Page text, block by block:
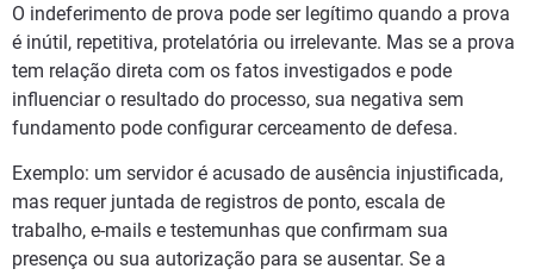
O indeferimento de prova pode ser legítimo quando a prova
é inútil, repetitiva, protelatória ou irrelevante. Mas se a prova
tem relação direta com os fatos investigados e pode
influenciar o resultado do processo, sua negativa sem
fundamento pode configurar cerceamento de defesa.
Exemplo: um servidor é acusado de ausência injustificada,
mas requer juntada de registros de ponto, escala de
trabalho, e-mails e testemunhas que confirmam sua
presença ou sua autorização para se ausentar. Se a